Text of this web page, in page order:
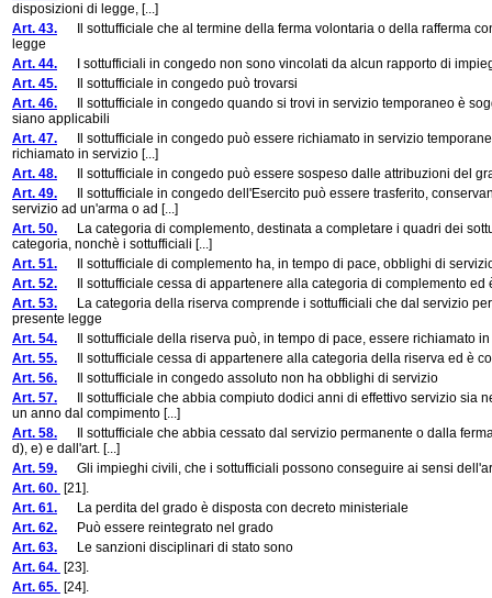
disposizioni di legge, [...]
Art. 43. Il sottufficiale che al termine della ferma volontaria o della rafferma
legge
Art. 44. I sottufficiali in congedo non sono vincolati da alcun rapporto di
Art. 45. Il sottufficiale in congedo può trovarsi
Art. 46. Il sottufficiale in congedo quando si trovi in servizio temporaneo è
siano applicabili
Art. 47. Il sottufficiale in congedo può essere richiamato in servizio
richiamato in servizio [...]
Art. 48. Il sottufficiale in congedo può essere sospeso dalle attribuzioni del
Art. 49. Il sottufficiale in congedo dell'Esercito può essere trasferito,
servizio ad un'arma o ad [...]
Art. 50. La categoria di complemento, destinata a completare i quadri dei
categoria, nonchè i sottufficiali [...]
Art. 51. Il sottufficiale di complemento ha, in tempo di pace, obblighi di
Art. 52. Il sottufficiale cessa di appartenere alla categoria di complemento
Art. 53. La categoria della riserva comprende i sottufficiali che dal servizio
presente legge
Art. 54. Il sottufficiale della riserva può, in tempo di pace, essere richiamato
Art. 55. Il sottufficiale cessa di appartenere alla categoria della riserva ed è
Art. 56. Il sottufficiale in congedo assoluto non ha obblighi di servizio
Art. 57. Il sottufficiale che abbia compiuto dodici anni di effettivo servizio sia
un anno dal compimento [...]
Art. 58. Il sottufficiale che abbia cessato dal servizio permanente o dalla
d), e) e dall'art. [...]
Art. 59. Gli impieghi civili, che i sottufficiali possono conseguire ai sensi
Art. 60. [21].
Art. 61. La perdita del grado è disposta con decreto ministeriale
Art. 62. Può essere reintegrato nel grado
Art. 63. Le sanzioni disciplinari di stato sono
Art. 64. [23].
Art. 65. [24].